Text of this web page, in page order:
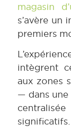
magasin
s’avère un
premiers
intègrent
aux zones
— dans